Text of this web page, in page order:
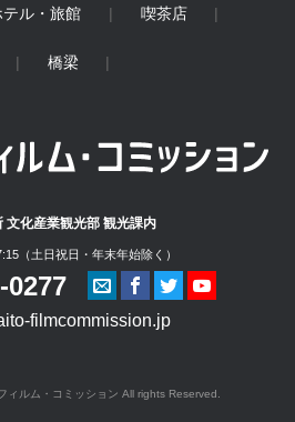
テル・旅館 喫茶店
橋梁
文化産業観光部 観光課内
（土日祝日・年末年始除く）
0277
filmcommission.jp
ィルム・コミッション All rights Reserved.